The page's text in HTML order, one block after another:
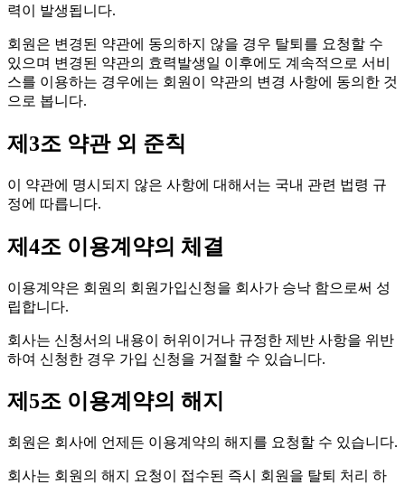
력이 발생됩니다.
회원은 변경된 약관에 동의하지 않을 경우 탈퇴를 요청할 수
있으며 변경된 약관의 효력발생일 이후에도 계속적으로 서비
스를 이용하는 경우에는 회원이 약관의 변경 사항에 동의한 것
으로 봅니다.
제3조 약관 외 준칙
이 약관에 명시되지 않은 사항에 대해서는 국내 관련 법령 규
정에 따릅니다.
제4조 이용계약의 체결
이용계약은 회원의 회원가입신청을 회사가 승낙 함으로써 성
립합니다.
회사는 신청서의 내용이 허위이거나 규정한 제반 사항을 위반
하여 신청한 경우 가입 신청을 거절할 수 있습니다.
제5조 이용계약의 해지
회원은 회사에 언제든 이용계약의 해지를 요청할 수 있습니다.
회사는 회원의 해지 요청이 접수된 즉시 회원을 탈퇴 처리 하